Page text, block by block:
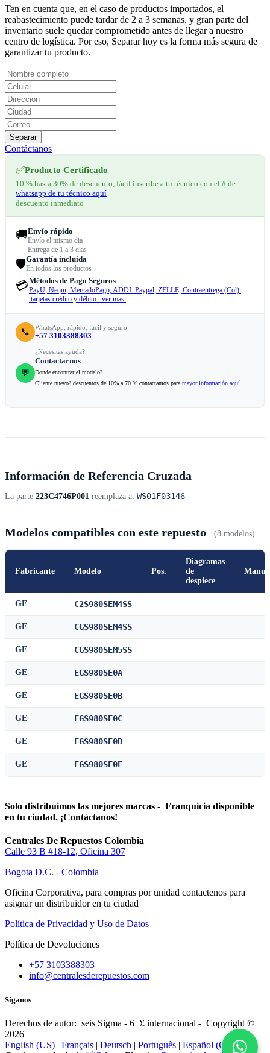
Ten en cuenta que, en el caso de productos importados, el
reabastecimiento puede tardar de 2 a 3 semanas, y gran parte del
inventario suele quedar comprometido antes de llegar a nuestro
centro de logística. Por eso, Separar hoy es la forma más segura de
garantizar tu producto.
Separar
Contáctanos
✅Producto Certificado
10 % hasta 30% de descuento, fácil inscribe a tu técnico con el # de
whatsapp de tu técnico aquí
descuento inmediato
🚚Envío rápido
Envío el mismo dia
Entrega de 1 a 3 días
🛡️Garantía incluida
En todos los productos
💳Métodos de Pago Seguros
PayU, Nequi, MercadoPago, ADDI. Paypal, ZELLE, Contraentrega (Col).
tarjetas crédito y débito. ver mas..
📞 WhatsApp, rápido, fácil y seguro
+57 3103388303
💬
¿Necesitas ayuda?
Contactarnos
Donde encontrar el modelo?
Cliente nuevo? descuentos de 10% a 70 % contactamos para mayor información aquí
Información de Referencia Cruzada
La parte 223C4746P001 reemplaza a: WS01F03146
Modelos compatibles con este repuesto (8 modelos)
Fabricante Modelo Pos.
Diagramas
de
despiece
GE C2S980SEM4SS
GE CGS980SEM4SS
GE CGS980SEM5SS
GE EGS980SE0A
GE EGS980SE0B
GE EGS980SE0C
GE EGS980SE0D
GE EGS980SE0E
Solo distribuimos las mejores marcas - Franquicia disponible
en tu ciudad. ¡Contáctanos!
Centrales De Repuestos Colombia
Calle 93 B #18-12, Oficina 307
Bogota D.C. - Colombia
Oficina Corporativa, para compras por unidad contactenos para
asignar un distribuidor en tu ciudad
Política de Privacidad y Uso de Datos
Política de Devoluciones
+57 3103388303
info@centralesderepuestos.com
Síganos
Derechos de autor: seis Sigma - 6 Σ internacional - Copyright ©
2026
English (US) | Français | Deutsch | Português | Español (CO)